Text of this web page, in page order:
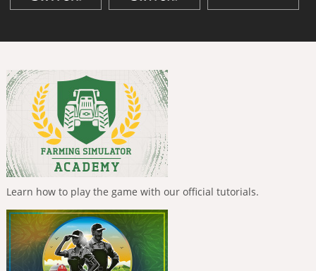
Learn how to play the game with our official tutorials.